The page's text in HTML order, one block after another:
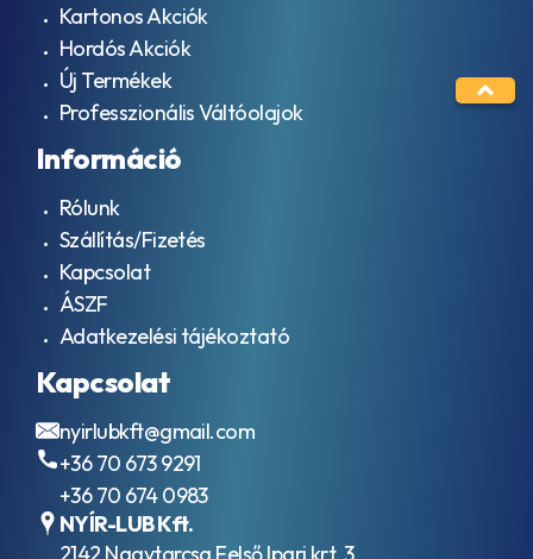
Kartonos Akciók
Hordós Akciók
Új Termékek
Professzionális Váltóolajok
Információ
Rólunk
Szállítás/Fizetés
Kapcsolat
ÁSZF
Adatkezelési tájékoztató
Kapcsolat
nyirlubkft@gmail.com
+36 70 673 9291
+36 70 674 0983
NYÍR-LUB Kft.
2142 Nagytarcsa Felső Ipari krt. 3